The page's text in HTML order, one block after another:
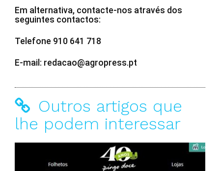
Em alternativa, contacte-nos através dos
seguintes contactos:
Telefone 910 641 718
E-mail: redacao@agropress.pt
Outros artigos que
lhe podem interessar